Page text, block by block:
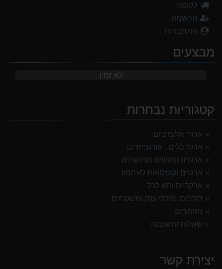
לקופה
הרשמה
התחברות
מבצעים
לא זמין
קטגוריות נבחרות
ארגזי אלומיניום
ארגזי כלים , אורגנייזרים
ארגזים ומגשים מרושתים
ארגזים וקופסאות לאחסון
ארקליות ותא לכל
דולבים, מיכלי ענק ומשטחים
מאמרים
שאלות ותשובות
יצירת קשר